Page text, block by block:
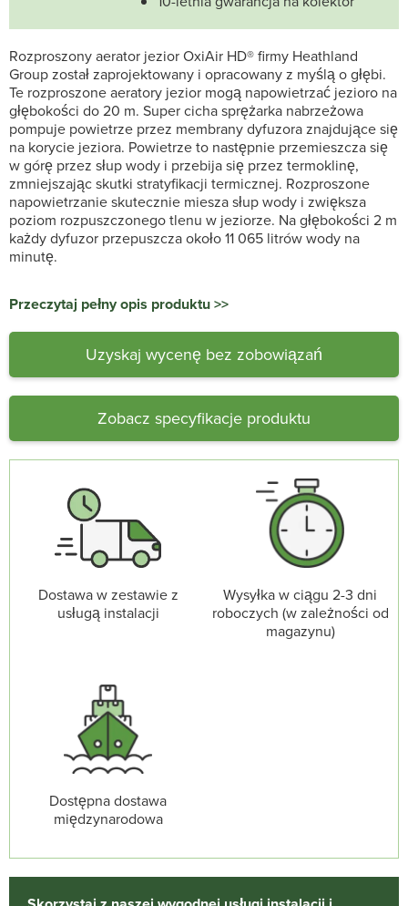
Rozproszony aerator jezior OxiAir HD® firmy Heathland
Group został zaprojektowany i opracowany z myślą o głębi.
Te rozproszone aeratory jezior mogą napowietrzać jezioro na
głębokości do 20 m. Super cicha sprężarka nabrzeżowa
pompuje powietrze przez membrany dyfuzora znajdujące się
na korycie jeziora. Powietrze to następnie przemieszcza się
w górę przez słup wody i przebija się przez termoklinę,
zmniejszając skutki stratyfikacji termicznej. Rozproszone
napowietrzanie skutecznie miesza słup wody i zwiększa
poziom rozpuszczonego tlenu w jeziorze. Na głębokości 2 m
każdy dyfuzor przepuszcza około 11 065 litrów wody na
minutę.
Przeczytaj pełny opis produktu >>
Uzyskaj wycenę bez zobowiązań
Zobacz specyfikacje produktu
Dostawa w zestawie z
usługą instalacji
Wysyłka w ciągu 2-3 dni
roboczych (w zależności od
magazynu)
Dostępna dostawa
międzynarodowa